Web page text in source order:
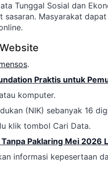
Tunggal Sosial dan
sasaran. Masyarakat
.
Praktis untuk
komputer.
(NIK) sebanyak 16
klik tombol Cari Data.
Paklaring Mei 2026
informasi kepesertaan